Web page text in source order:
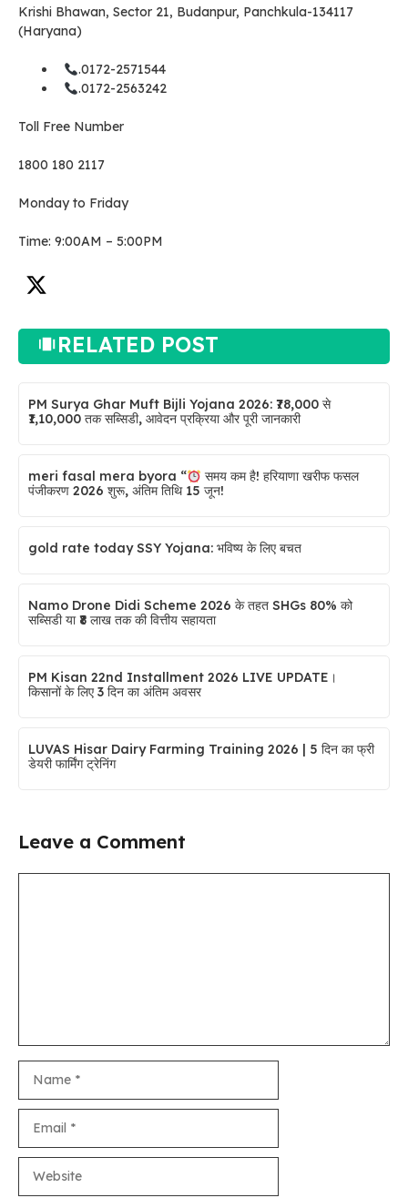
Krishi Bhawan, Sector 21, Budanpur, Panchkula-134117
(Haryana)
.0172-2571544
.0172-2563242
Toll Free Number
1800 180 2117
Monday to Friday
Time: 9:00AM – 5:00PM
RELATED POST
PM Surya Ghar Muft Bijli Yojana 2026: ₹78,000 से
₹1,10,000 तक सब्सिडी, आवेदन प्रक्रिया और पूरी जानकारी
meri fasal mera byora “
समय कम है! हरियाणा खरीफ फसल
पंजीकरण 2026 शुरू, अंतिम तिथि 15 जून!
gold rate today SSY Yojana: भविष्य के लिए बचत
Namo Drone Didi Scheme 2026 के तहत SHGs 80% को
सब्सिडी या ₹8 लाख तक की वित्तीय सहायता
PM Kisan 22nd Installment 2026 LIVE UPDATE।
किसानों के लिए 3 दिन का अंतिम अवसर
LUVAS Hisar Dairy Farming Training 2026 | 5 दिन का फ्री
डेयरी फार्मिंग ट्रेनिंग
Leave a Comment